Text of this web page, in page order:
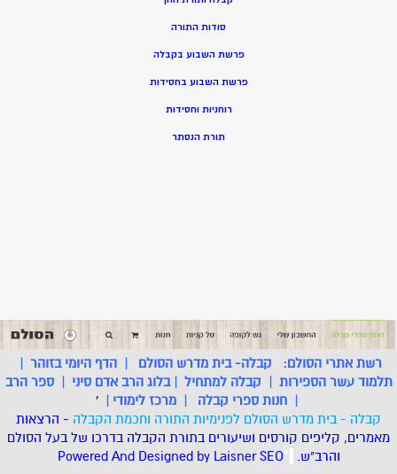
סודות התורה
פרשת השבוע בקבלה
פרשת השבוע בחסידות
רוחניות וחסידות
תורת הנסתר
רשת אתרי הסולם: קבלה- בית מדרש הסולם |הדף היומי בזוהר |
תלמוד עשר הספירות | קבלה למתחיל |בלוג הרב אדם סיני |ספר הרב
| חנות ספרי קבלה | מרכז לימודי |
'
קבלה - בית מדרש הסולם לפנימיות התורה וחכמת הקבלה - הרצאות
מאמרים, קליפים קורסים ושיעורים בתורת הקבלה בדרכו של בעל הסולם
והרב"ש. *
Powered And Designed by LaisnerSEO